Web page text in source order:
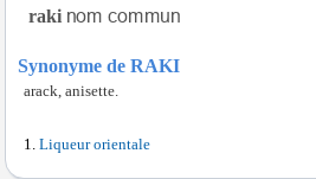
raki
Synonyme de RAKI
arack, anisette.
Liqueur orientale